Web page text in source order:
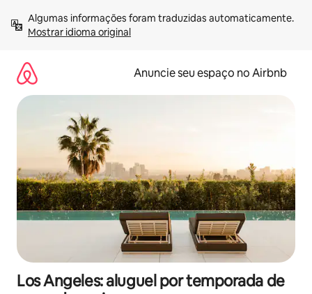
para
Mostrar idioma original
Anuncie seu espaço no Airbnb
Los Angeles: aluguel por temporada de